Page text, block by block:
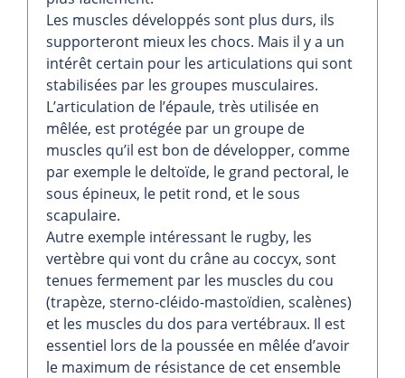
Les muscles développés sont plus durs, ils
supporteront mieux les chocs. Mais il y a un
intérêt certain pour les articulations qui sont
stabilisées par les groupes musculaires.
L’articulation de l’épaule, très utilisée en
mêlée, est protégée par un groupe de
muscles qu’il est bon de développer, comme
par exemple le deltoïde, le grand pectoral, le
sous épineux, le petit rond, et le sous
scapulaire.
Autre exemple intéressant le rugby, les
vertèbre qui vont du crâne au coccyx, sont
tenues fermement par les muscles du cou
(trapèze, sterno-cléido-mastoïdien, scalènes)
et les muscles du dos para vertébraux. Il est
essentiel lors de la poussée en mêlée d’avoir
le maximum de résistance de cet ensemble